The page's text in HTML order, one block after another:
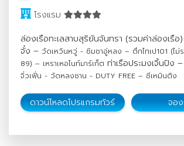
โรงแรม
ล่องเรือทะเลสาบสุริยันจันทรา (รวมค่าล่องเรื
จั๋ง – วัดเหวินหวู่ - ชิมชาอู่หลง – ตึกไทเป101 (ไ
89) – เหราเหอไนท์มาร์เก็ต ท่าเรือประมงเจิ้นปิง –
จิ่วเฟิ่น - วัดหลงซาน - DUTY FREE – ซีเหมินติง
ดาวน์โหลดโปรแกรมทัวร์ จอ